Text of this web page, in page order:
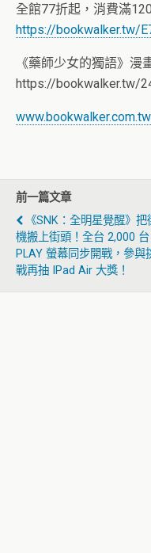
全館77折起，消費滿
https://bookwalker.tw/
《藥師少女的獨語》漫
https://bookwalker.tw/
www.bookwalker.com.tw
前一篇文章
《SNK：全明星覺醒》把
機搬上街頭！全台 2,000 台
PLAY 螢幕同步開戰，參與
戰再抽 IPad Air 大獎！